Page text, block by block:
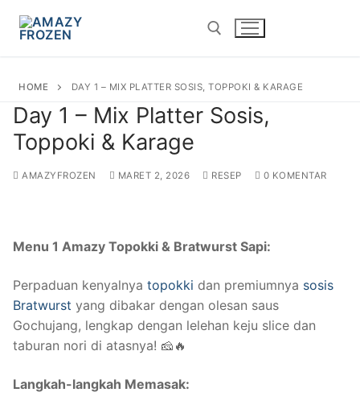
HOME DAY 1 – MIX PLATTER SOSIS, TOPPOKI & KARAGE
Day 1 – Mix Platter Sosis,
Toppoki & Karage
AMAZYFROZEN MARET 2, 2026 RESEP 0 KOMENTAR
Menu 1 Amazy Topokki & Bratwurst Sapi:
Perpaduan kenyalnya topokki dan premiumnya sosis
Bratwurst yang dibakar dengan olesan saus
Gochujang, lengkap dengan lelehan keju slice dan
taburan nori di atasnya! 🧀🔥
Langkah-langkah Memasak: